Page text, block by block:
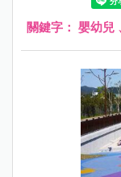
韆跟一般鞦韆，
關鍵字： 嬰幼兒